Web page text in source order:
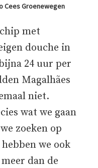
Cees Groenewegen
met
douche in
24 uur per
Magalhães
niet.
wat we gaan
zoeken op
we ook
dan de